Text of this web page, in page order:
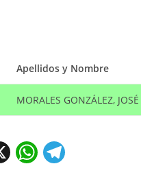
Apellidos y Nombre
MORALES GONZÁLEZ,
X W